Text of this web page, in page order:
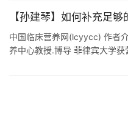
【孙建琴】如何补充足够
中国临床营养网(lcyycc) 作者
养中心教授.博导 菲律宾大学